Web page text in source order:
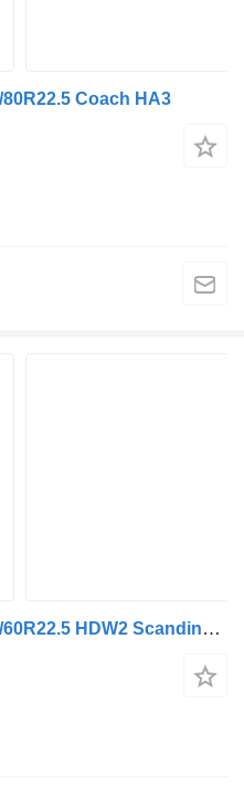
Coach HA3
Continental Continental 315/60R22.5 HDW2 Scandinavia